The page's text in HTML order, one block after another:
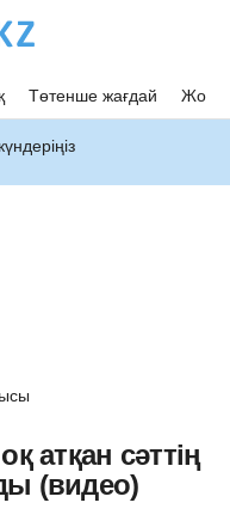
Төтенше жағдай Жол
атқан сәттің
(видео)